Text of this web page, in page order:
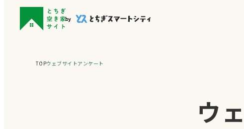
TOPウェブサイトアンケート
ウ